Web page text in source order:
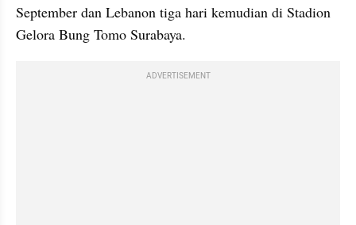
September dan Lebanon tiga hari kemudian di Stadion
Gelora Bung Tomo Surabaya.
ADVERTISEMENT